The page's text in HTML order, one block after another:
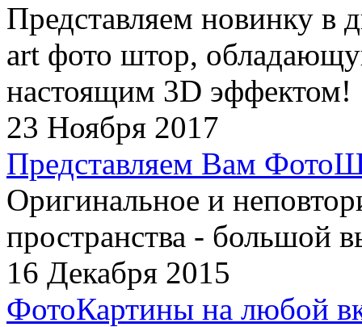
Представляем новинку в
art фото штор,
настоящим 3D эффектом!
23 Ноября 2017
Представляем Вам
Оригинальное и
пространства - большой
16 Декабря 2015
ФотоКартины на любой